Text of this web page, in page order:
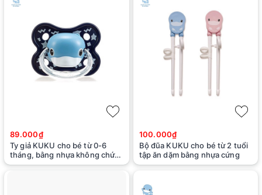
89.000₫
Ty giả KUKU cho bé từ 0-6
tháng, bằng nhựa không chứa
BPA
100.000₫
Bộ đũa KUKU cho bé từ 2 tuổi
tập ăn dặm bằng nhựa cứng